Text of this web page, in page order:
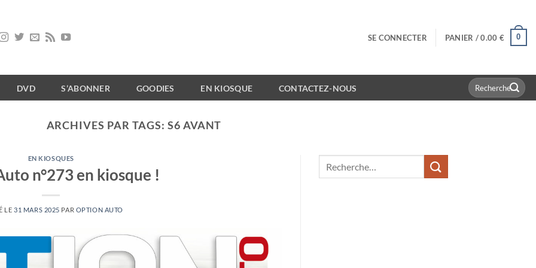
SE CONNECTER PANIER /0.00 € 0
DVD S’ABONNER GOODIES EN KIOSQUE CONTACTEZ-NOUS
Recherche
pour :
ARCHIVES PAR TAGS:S6 AVANT
EN KIOSQUES
n°273 en kiosque !
LE31 MARS 2025 PAR OPTION AUTO